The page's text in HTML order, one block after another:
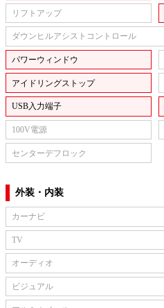
リフトアップ
ダウンヒルアシストコントロール
パワーウィンドウ
アイドリングストップ
USB入力端子
100V電源
センターデフロック
外装・内装
カーナビ
TV
オーディオ
ビジュアル